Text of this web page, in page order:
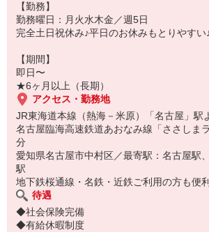
【勤務】
勤務曜日：月火水木金／週5日
完全土日祝休み♪平日のお休みもとりやすい
【期間】
即日〜
★6ヶ月以上（長期）
アクセス・勤務地
JR東海道本線（熱海－米原）「名古屋」駅
名古屋臨海高速鉄道あおなみ線「ささしま
分
愛知県名古屋市中村区／最寄駅：名古屋駅
駅
地下鉄桜通線・名鉄・近鉄ご利用の方も便
待遇
◆社会保険完備
◆有給休暇制度